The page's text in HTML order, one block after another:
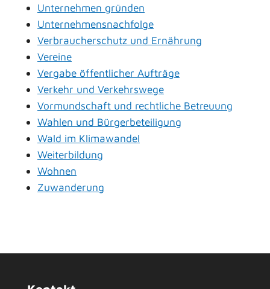
Unternehmen gründen
Unternehmensnachfolge
Verbraucherschutz und Ernährung
Vereine
Vergabe öffentlicher Aufträge
Verkehr und Verkehrswege
Vormundschaft und rechtliche Betreuung
Wahlen und Bürgerbeteiligung
Wald im Klimawandel
Weiterbildung
Wohnen
Zuwanderung